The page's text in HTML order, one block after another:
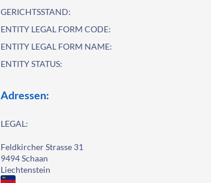
GERICHTSSTAND:
ENTITY LEGAL FORM CODE:
ENTITY LEGAL FORM NAME:
ENTITY STATUS:
Adressen:
LEGAL:
Feldkircher Strasse 31
9494 Schaan
Liechtenstein